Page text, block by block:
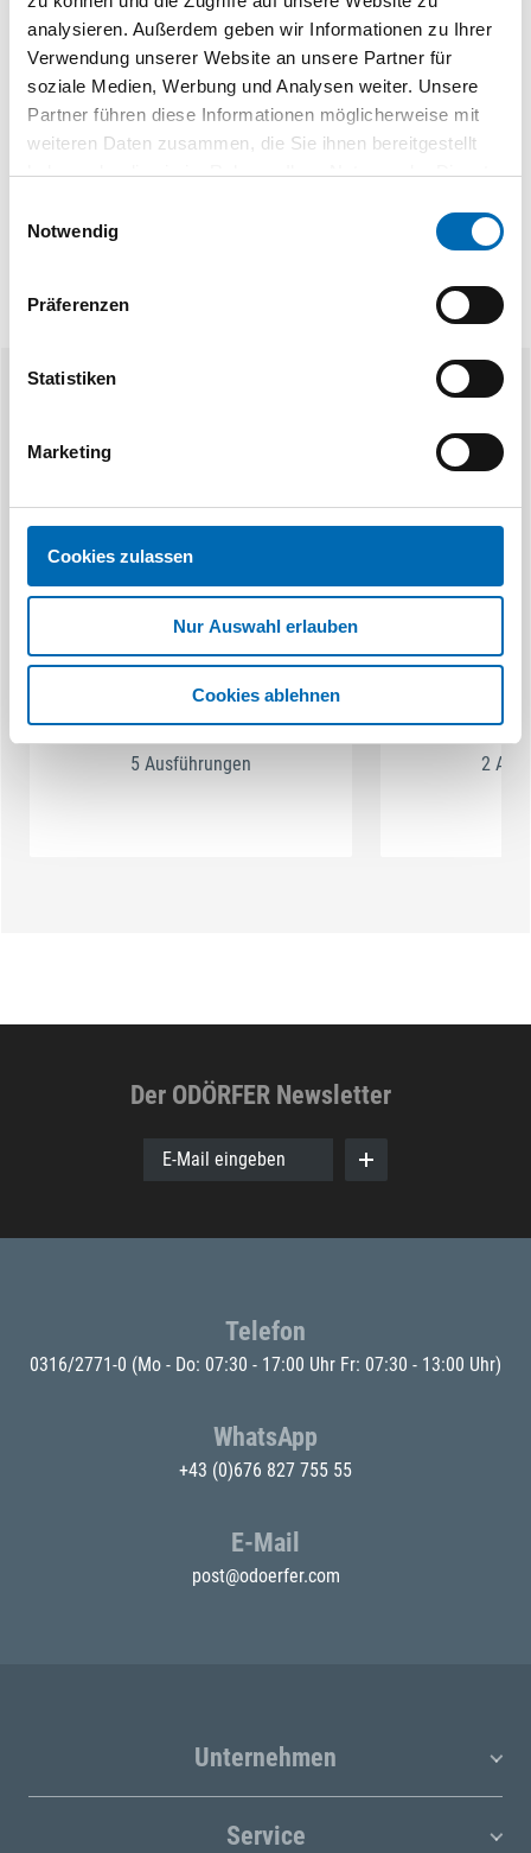
analysieren. Außerdem geben wir Informationen zu Ihrer
Verwendung unserer Website an unsere Partner für
soziale Medien, Werbung und Analysen weiter. Unsere
Partner führen diese Informationen möglicherweise mit
weiteren Daten zusammen, die Sie ihnen bereitgestellt
haben oder die sie im Rahmen Ihrer Nutzung der Dienste
Notwendig
Präferenzen
Statistiken
Marketing
Cookies zulassen
Nur Auswahl erlauben
Cookies ablehnen
Ausfräsung
mit Fallen und Riegelausschnitt
Einsatzbereich
Material
Stahl
Produktart
Schließblech
Schließblech Zimmertür mit Feilnase
5 Ausführungen 2
Der ODÖRFER Newsletter
E-Mail eingeben
Telefon
0316/2771-0 (Mo - Do: 07:30 - 17:00 Uhr Fr: 07:30 - 13:00 Uhr)
WhatsApp
+43 (0)676 827 755 55
E-Mail
post@odoerfer.com
Unternehmen
Service